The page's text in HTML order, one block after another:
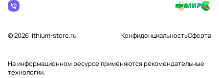
© 2026 lithium-store.ru КонфиденциальностьОферта
На информационном ресурсе применяютсярекомендательные
технологии.